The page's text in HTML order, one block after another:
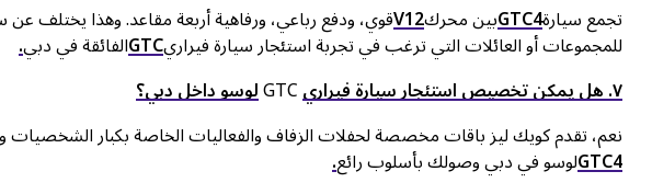
تجمع سيارةGTC4بين محركV12قوي، ودفع رباعي، ورفاهية أربعة مقاعد. وهذا يختلف عن
للمجموعات أو العائلات التي ترغب في تجربة استئجار سيارة فيراريGTCالفائقة في دبي.
٧. هل يمكن تخصيص استئجار سيارة فيراري
GTC
لوسو داخل دبي؟
نعم، تقدم كويك ليز باقات مخصصة لحفلات الزفاف والفعاليات الخاصة بكبار
GTC4لوسو في دبي وصولك بأسلوب رائع.